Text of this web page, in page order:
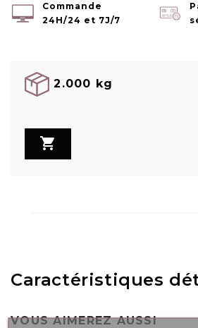
Commande
24H/24 et 7J/7
2.000 kg

Caractéristiques
VOUS AIMEREZ AUSSI